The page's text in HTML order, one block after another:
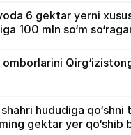
6 gektar yerni
100 mln so‘m
hududiga qo‘shni
gektar yer qo‘shib